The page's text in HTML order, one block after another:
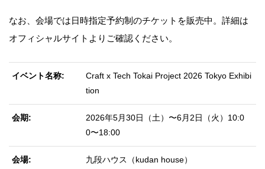
なお、会場では日時指定予約制のチケットを販売中。詳細は
オフィシャルサイトよりご確認ください。
イベント名称
Craft x Tech Tokai Project 2026 Tokyo Exhibi
tion
会期
2026年5月30日（土）〜6月2日（火）10:0
0〜18:00
会場
九段ハウス（kudan house）